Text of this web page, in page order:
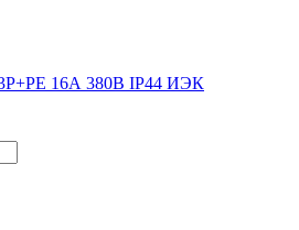
3Р+РЕ 16А 380В IP44 ИЭК